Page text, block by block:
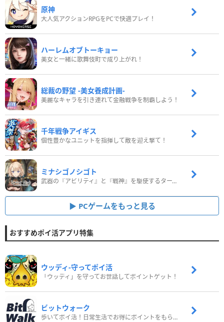
原神
大人気アクションRPGをPCで快適プレイ！
ハーレムオブトーキョー
美女と一緒に歌舞伎町で成り上がれ！
総裁の野望 -美女養成計画-
美麗なキャラを引き連れて金融戦争を制覇しよう！
千年戦争アイギス
個性豊かなユニットを指揮して敵を迎え撃て！
ミナシゴノシゴト
武器の『アビリティ』と『戦神』を駆使するターン制コマンドバトルRPG！
PCゲームをもっと見る
おすすめポイ活アプリ特集
ウッディ‐守ってポイ活
「ウッディ」を守ってお世話してポイントゲット！
ビットウォーク
歩いてポイ活！日常生活でお得にポイントをもらおう